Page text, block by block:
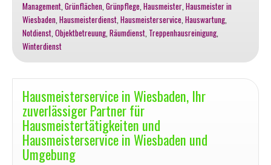
Management,Grünflächen,Grünpflege,Hausmeister,Hausmeister in
Wiesbaden,Hausmeisterdienst,Hausmeisterservice,Hauswartung,
Notdienst,Objektbetreuung,Räumdienst, Treppenhausreinigung,
Winterdienst
Hausmeisterservice in Wiesbaden, Ihr
zuverlässiger Partner für
Hausmeistertätigkeiten und
Hausmeisterservice in Wiesbaden und
Umgebung